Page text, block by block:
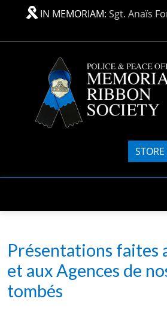
Skip to main content
IN MEMORIAM: Sgt. Anaïs
STORE
Présentations faites
et aux Agences de
tombés